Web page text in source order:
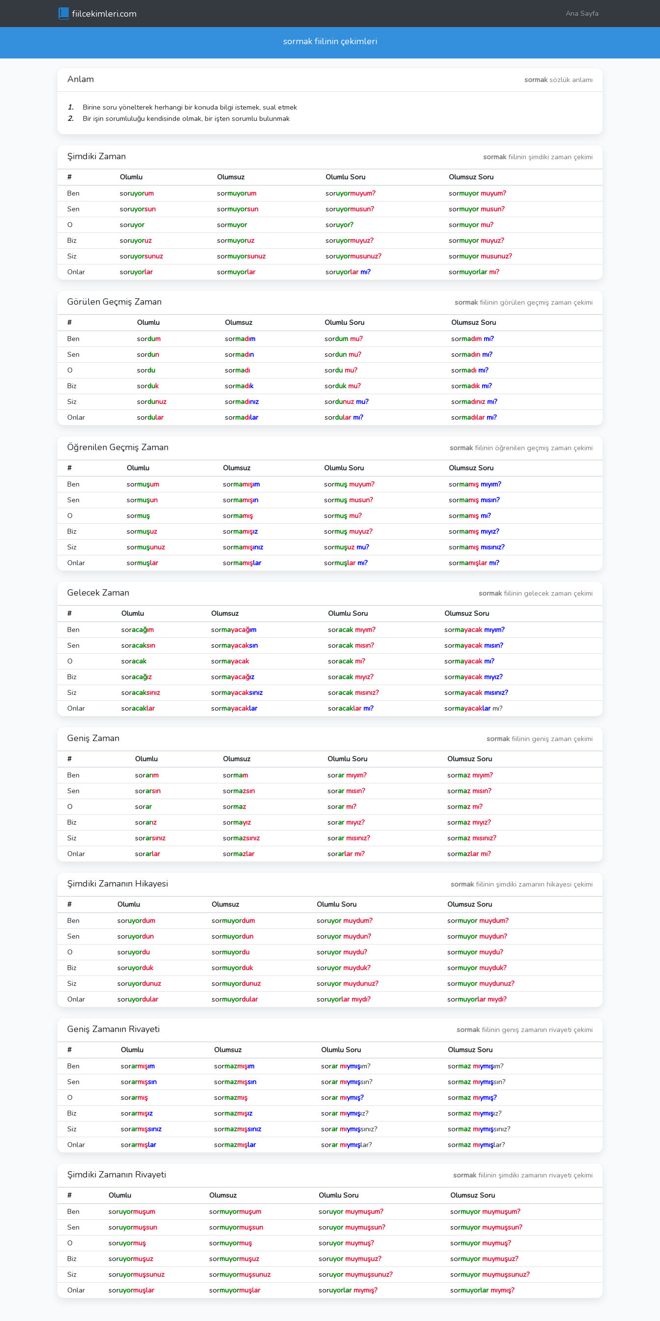
fiilcekimleri.com Ana Sayfa
sormakfiilinin çekimleri
Anlam sormak sözlük anlamı
Birine soru yönelterek herhangi bir konuda bilgi istemek, sual etmek
Bir işin sorumluluğu kendisinde olmak, bir işten sorumlu bulunmak
Şimdiki Zaman sormak fiilinin şimdiki zaman çekimi
# Olumlu Olumsuz Olumlu Soru
Olumsuz Soru
Ben
soruyorum sormuyorum soruyormuyum? sormuyormuyum?
Sen
soruyorsun sormuyorsun soruyormusun? sormuyormusun?
O
soruyor sormuyor soruyor? sormuyormu?
Biz
soruyoruz sormuyoruz soruyormuyuz? sormuyormuyuz?
Siz
soruyorsunuz sormuyorsunuz soruyormusunuz? sormuyormusunuz?
Onlar
soruyorlar sormuyorlar soruyorlarmı? sormuyorlarmı?
Görülen Geçmiş Zaman sormak fiilinin görülen geçmiş zaman çekimi
# Olumlu Olumsuz Olumlu Soru
Olumsuz Soru
Ben
sordum sormadım sordum mu? sormadım mı?
Sen
sordun sormadın sordun mu? sormadın mı?
O
sordu sormadı sordu mu? sormadı mı?
Biz
sorduk sormadık sorduk mu? sormadık mı?
Siz
sordunuz sormadınız sordunuz mu? sormadınız mı?
Onlar
sordular sormadılar sordularmı? sormadılarmı?
Öğrenilen Geçmiş Zaman sormak fiilinin öğrenilen geçmiş zaman çekimi
# Olumlu Olumsuz Olumlu Soru
Olumsuz Soru
Ben
sormuşum sormamışım sormuş muyum? sormamış mıyım?
Sen
sormuşun sormamışın sormuş musun? sormamış mısın?
O
sormuş sormamış sormuş mu? sormamış mı?
Biz
sormuşuz sormamışız sormuş muyuz? sormamış mıyız?
Siz
sormuşunuz sormamışınız sormuşuz mu? sormamış mısınız?
Onlar
sormuşlar sormamışlar sormuşlarmı? sormamışlarmı?
Gelecek Zaman sormak fiilinin gelecek zaman çekimi
# Olumlu Olumsuz Olumlu Soru
Olumsuz Soru
Ben
soracağım sormayacağım soracak mıyım? sormayacak mıyım?
Sen
soracaksın sormayacaksın soracak mısın? sormayacak mısın?
O
soracak sormayacak soracak mı? sormayacak mı?
Biz
soracağız sormayacağız soracak mıyız? sormayacak mıyız?
Siz
soracaksınız sormayacaksınız soracak mısınız? sormayacak mısınız?
Onlar
soracaklar sormayacaklar soracaklarmı? sormayacaklarmı?
Geniş Zaman sormak fiilinin geniş zaman çekimi
# Olumlu Olumsuz Olumlu Soru
Olumsuz Soru
Ben
sorarım sormam sorarmıyım? sormaz mıyım?
Sen
sorarsın sormazsın sorarmısın? sormaz mısın?
O
sorar sormaz sorarmı? sormaz mı?
Biz
sorarız sormayız sorarmıyız? sormaz mıyız?
Siz
sorarsınız sormazsınız sorarmısınız? sormaz mısınız?
Onlar
sorarlar sormazlar sorarlar mı? sormazlar mı?
Şimdiki Zamanın Hikayesi sormak fiilinin şimdiki zamanın hikayesi çekimi
# Olumlu Olumsuz Olumlu Soru
Olumsuz Soru
Ben
soruyordum sormuyordum soruyormuydum? sormuyormuydum?
Sen
soruyordun sormuyordun soruyormuydun? sormuyormuydun?
O
soruyordu sormuyordu soruyormuydu? sormuyormuydu?
Biz
soruyorduk sormuyorduk soruyormuyduk? sormuyormuyduk?
Siz
soruyordunuz sormuyordunuz soruyormuydunuz? sormuyormuydunuz?
Onlar
soruyordular sormuyordular soruyorlar mıydı? sormuyorlar mıydı?
Geniş Zamanın Rivayeti sormak fiilinin geniş zamanın rivayeti çekimi
# Olumlu Olumsuz Olumlu Soru
Olumsuz Soru
Ben
sorarmışım sormazmışım sorarmıymışım? sormaz mıymışım?
Sen
sorarmışsın sormazmışsın sorarmıymışsın? sormaz mıymışsın?
O
sorarmış sormazmış sorarmıymış? sormaz mıymış?
Biz
sorarmışız sormazmışız sorarmıymışız? sormaz mıymışız?
Siz
sorarmışsınız sormazmışsınız sorarmıymışsınız? sormaz mıymışsınız?
Onlar
sorarmışlar sormazmışlar sorarmıymışlar? sormaz mıymışlar?
Şimdiki Zamanın Rivayeti sormak fiilinin şimdiki zamanın rivayeti çekimi
# Olumlu Olumsuz Olumlu Soru
Olumsuz Soru
Ben
soruyormuşum sormuyormuşum soruyormuymuşum? sormuyormuymuşum?
Sen
soruyormuşsun sormuyormuşsun soruyormuymuşsun? sormuyormuymuşsun?
O
soruyormuş sormuyormuş soruyormuymuş? sormuyormuymuş?
Biz
soruyormuşuz sormuyormuşuz soruyormuymuşuz? sormuyormuymuşuz?
Siz
soruyormuşsunuz sormuyormuşsunuz soruyormuymuşsunuz? sormuyormuymuşsunuz?
Onlar
soruyormuşlar sormuyormuşlar soruyorlarmıymış? sormuyorlarmıymış?